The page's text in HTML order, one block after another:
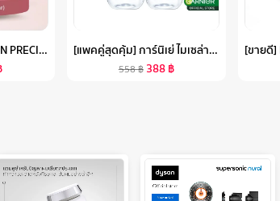
(ซอง 7 แผ่น) LULULUN PRECIOUS CLEAR FACE MASK ลูลูลูน แผ่นมาสก์หน้า สูตรผิวกระจ่างใส อ่อนเยาว์ พรีเชียส เคลียร์ [แพคคู่สุดคุ้ม] การ์นิเย่ ไมเซล่าฝาชมพู คลีนซิ่ง วอเตอร์ เซนซิทีฟ สกิน 400มล GARNIER MICELLAR CLEANSING WATER 400MLX2 ล้างเครื่องสำอาง
558฿ 388฿